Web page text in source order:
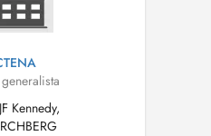
Kennedy,